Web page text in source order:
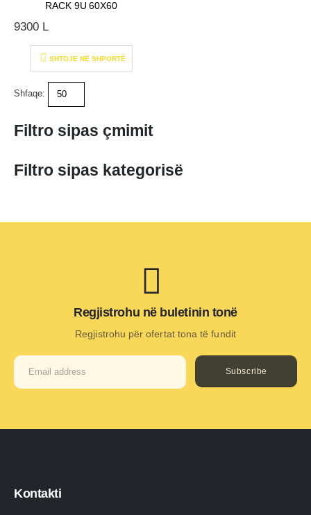
RACK 9U 60X60
9300 L
SHTOJE NË SHPORTË
Shfaqe:
Filtro sipas çmimit
Filtro sipas kategorisë
Subscribe
Regjistrohu në buletinin tonë
Regjistrohu për ofertat tona të fundit
Kontakti